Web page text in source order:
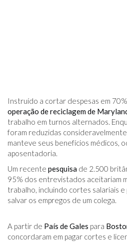
Instruído a cortar despesas em
operação de reciclagem de
trabalho em turnos alternados.
foram reduzidas
manteve seus benefícios médicos,
aposentadoria.
Um recente pesquisa de 2.500
95% dos entrevistados aceitariam
trabalho, incluindo cortes salariais
salvar os empregos de um colega.
A partir de País de Gales para
concordaram em pagar cortes e